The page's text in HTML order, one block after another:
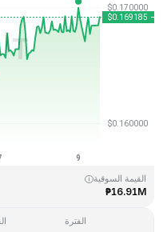
آخر تحديث: 2026-08-09، 12:50 GMT+0
القيمة السوقية
₱16.91M
الفترة